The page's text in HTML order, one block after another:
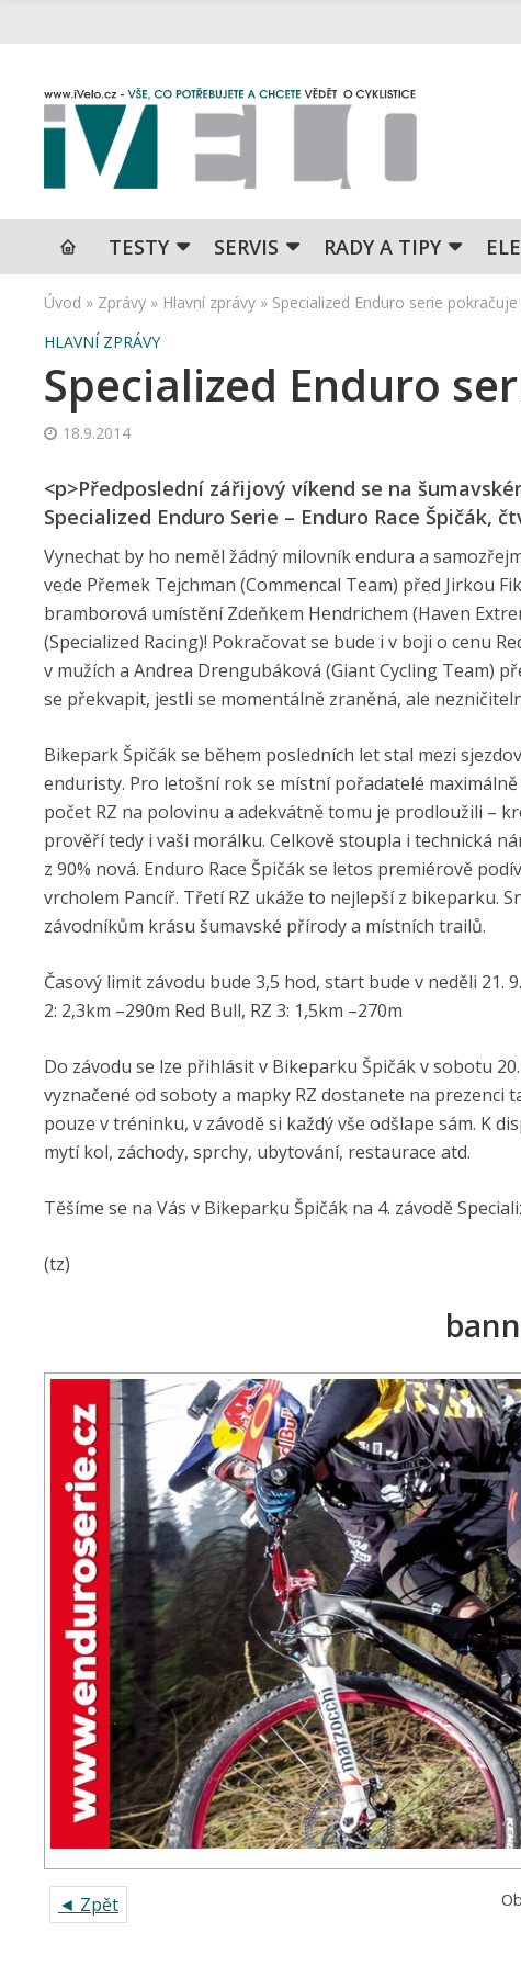
TESTY SERVIS RADY A TIPY
Úvod » Zprávy » Hlavní zprávy » Specialized Enduro serie pokračuje
HLAVNÍ ZPRÁVY
Specialized Enduro
18.9.2014
<p>Předposlední zářijový víkend se na
Specialized Enduro Serie – Enduro Race Špičák,
Vynechat by ho neměl žádný milovník endura a
vede Přemek Tejchman (Commencal Team) před Jirkou
bramborová umístění Zdeňkem Hendrichem (Haven
(Specialized Racing)! Pokračovat se bude i v boji o cenu
v mužích a Andrea Drengubáková (Giant Cycling Team)
se překvapit, jestli se momentálně zraněná, ale
Bikepark Špičák se během posledních let stal mezi
enduristy. Pro letošní rok se místní pořadatelé
počet RZ na polovinu a adekvátně tomu je prodloužili –
prověří tedy i vaši morálku. Celkově stoupla i technická
z 90% nová. Enduro Race Špičák se letos premiérově
vrcholem Pancíř. Třetí RZ ukáže to nejlepší z bikeparku.
závodníkům krásu šumavské přírody a místních trailů.
Časový limit závodu bude 3,5 hod, start bude v neděli 21.
2: 2,3km –290m Red Bull, RZ 3: 1,5km –270m
Do závodu se lze přihlásit v Bikeparku Špičák v sobotu
vyznačené od soboty a mapky RZ dostanete na prezenci
pouze v tréninku, v závodě si každý vše odšlape sám. K
mytí kol, záchody, sprchy, ubytování, restaurace atd.
Těšíme se na Vás v Bikeparku Špičák na 4. závodě
(tz)
◄ Zpět